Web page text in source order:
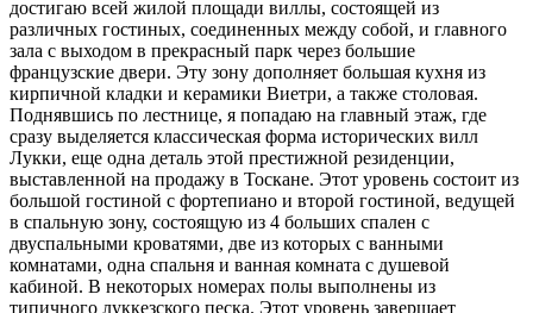
достигаю всей жилой площади виллы, состоящей из
различных гостиных, соединенных между собой, и главного
зала с выходом в прекрасный парк через большие
французские двери. Эту зону дополняет большая кухня из
кирпичной кладки и керамики Виетри, а также столовая.
Поднявшись по лестнице, я попадаю на главный этаж, где
сразу выделяется классическая форма исторических вилл
Лукки, еще одна деталь этой престижной резиденции,
выставленной на продажу в Тоскане. Этот уровень состоит из
большой гостиной с фортепиано и второй гостиной, ведущей
в спальную зону, состоящую из 4 больших спален с
двуспальными кроватями, две из которых с ванными
комнатами, одна спальня и ванная комната с душевой
кабиной. В некоторых номерах полы выполнены из
типичного луккезского песка. Этот уровень завершает